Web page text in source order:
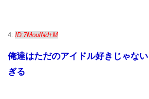
4: ID:7MoufNd+M
俺達はただのアイドル好きじゃな
ぎる